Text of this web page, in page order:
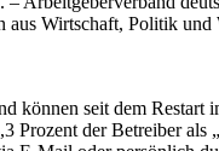
Wirtschaft, Politik und
können seit dem Restart
der Betreiber als